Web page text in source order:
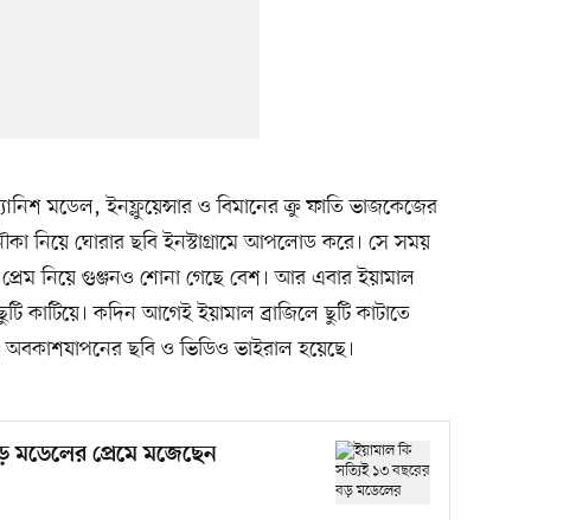
মডেল, ইনফ্লুয়েন্সার ও বিমানের ক্রু ফাতি ভাজকেজের
নিয়ে ঘোরার ছবি ইনস্টাগ্রামে আপলোড করে। সে সময়
নিয়ে গুঞ্জনও শোনা গেছে বেশ। আর এবার ইয়ামাল
কাটিয়ে। কদিন আগেই ইয়ামাল ব্রাজিলে ছুটি কাটাতে
ছবি ও ভিডিও ভাইরাল হয়েছে।
মডেলের প্রেমে মজেছেন